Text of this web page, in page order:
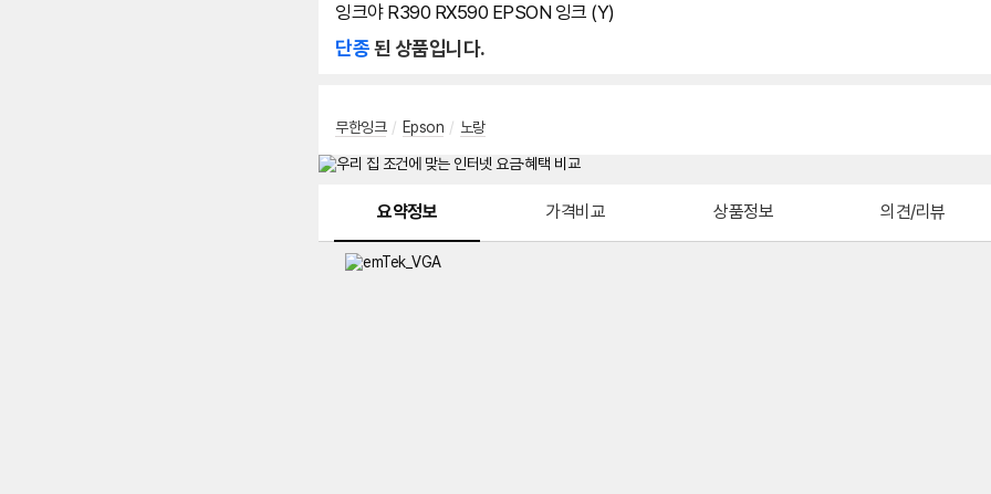
잉크야 R390 RX590 EPSON 잉크 (Y)
단종된 상품입니다.
무한잉크 / Epson / 노랑
요약정보 가격비교 상품정보 의견/리뷰